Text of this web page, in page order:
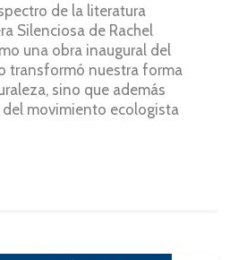
de la literatura
Silenciosa de Rachel
una obra inaugural del
transformó nuestra forma
sino que además
movimiento ecologista